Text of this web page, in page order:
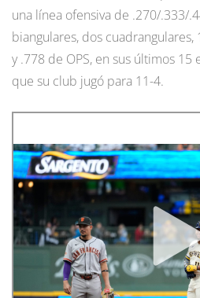
una línea ofensiva de .270/.333/
biangulares, dos
y .778 de OPS, en sus últimos 15
que su club jugó para 11-4.